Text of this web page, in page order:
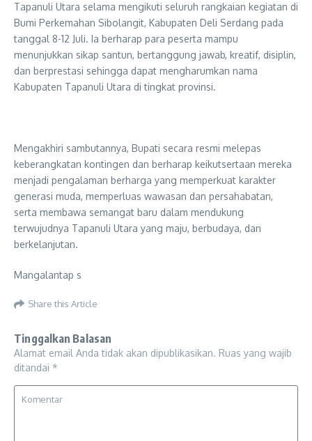
Tapanuli Utara selama mengikuti seluruh rangkaian kegiatan di
Bumi Perkemahan Sibolangit, Kabupaten Deli Serdang pada
tanggal 8-12 Juli. Ia berharap para peserta mampu
menunjukkan sikap santun, bertanggung jawab, kreatif, disiplin,
dan berprestasi sehingga dapat mengharumkan nama
Kabupaten Tapanuli Utara di tingkat provinsi.
‎Mengakhiri sambutannya, Bupati secara resmi melepas
keberangkatan kontingen dan berharap keikutsertaan mereka
menjadi pengalaman berharga yang memperkuat karakter
generasi muda, memperluas wawasan dan persahabatan,
serta membawa semangat baru dalam mendukung
terwujudnya Tapanuli Utara yang maju, berbudaya, dan
berkelanjutan.
Mangalantap s
Share this Article
Tinggalkan Balasan
Alamat email Anda tidak akan dipublikasikan. Ruas yang wajib
ditandai *